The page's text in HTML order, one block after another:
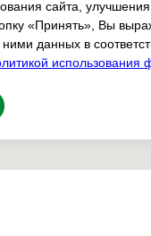
сайта,
«Принять», Вы
данных в
использования